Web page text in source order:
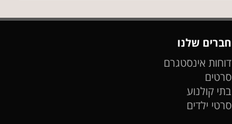
חברים שלנו
דוחות אינסטגרם
סרטים
בתי קולנוע
סרטי ילדים